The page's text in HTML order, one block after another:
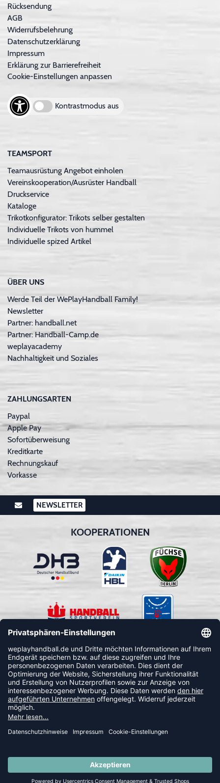
Rücksendung
AGB
Widerrufsbelehrung
Datenschutzerklärung
Impressum
Erklärung zur Barrierefreiheit
Cookie-Einstellungen anpassen
Kontrastmodus aus
TEAMSPORT
Teamausrüstung Angebot einholen
Vereinskooperation/Ausrüster Handball
Druckservice
Kataloge
Trikotkonfigurator: Trikots selber gestalten
Individuelle Trikots von hummel
Individuelle spized Artikel
ÜBER UNS
Werde Teil der WePlayHandball Family!
Newsletter
Partner: handball.net
Partner: Handball-Camp.de
weplayacademy
Nachhaltigkeit und Soziales
ZAHLUNGSARTEN
Paypal
Apple Pay
Sofortüberweisung
Kreditkarte
Rechnungskauf
Vorkasse
NEWSLETTER
KOOPERATIONEN
FOLLOW US